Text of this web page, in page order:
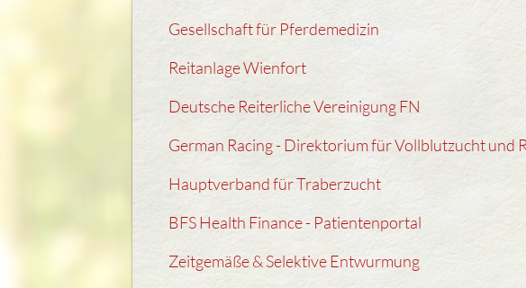
Gesellschaft für Pferdemedizin
Reitanlage Wienfort
Deutsche Reiterliche Vereinigung FN
German Racing - Direktorium für Vollblutzucht und
Hauptverband für Traberzucht
BFS Health Finance - Patientenportal
Zeitgemäße & Selektive Entwurmung